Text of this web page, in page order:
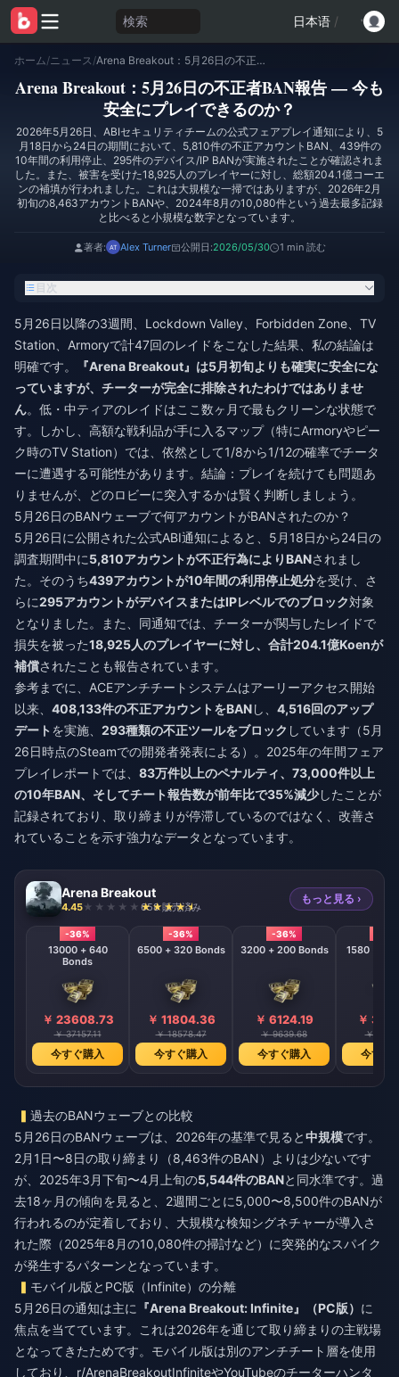
検索 日本语 /
ホーム/ニュース / Arena Breakout：5月26日の不正者BAN報告 — 今も安全にプレイできるのか？
Arena Breakout：5月26日の不正者BAN報告 — 今も
安全にプレイできるのか？
2026年5月26日、ABIセキュリティチームの公式フェアプレイ通知により、5
月18日から24日の期間において、5,810件の不正アカウントBAN、439件の
10年間の利用停止、295件のデバイス/IP BANが実施されたことが確認されま
した。また、被害を受けた18,925人のプレイヤーに対し、総額204.1億コーエ
ンの補填が行われました。これは大規模な一掃ではありますが、2026年2月
初旬の8,463アカウントBANや、2024年8月の10,080件という過去最多記録
と比べると小規模な数字となっています。
著者: Alex Turner 公開日:2026/05/30 1 min 読む
目次
5月26日以降の3週間、Lockdown Valley、Forbidden Zone、TV
Station、Armoryで計47回のレイドをこなした結果、私の結論は
明確です。
『Arena Breakout』は5月初旬よりも確実に安全にな
っていますが、チーターが完全に排除されたわけではありませ
ん。低・中ティアのレイドはここ数ヶ月で最もクリーンな状態で
す。しかし、高額な戦利品が手に入るマップ（特にArmoryやピー
ク時のTV Station）では、依然として1/8から1/12の確率でチータ
ーに遭遇する可能性があります。結論：プレイを続けても問題あ
りませんが、どのロビーに突入するかは賢く判断しましょう。
5月26日のBANウェーブで何アカウントがBANされたのか？
5月26日に公開された公式ABI通知によると、5月18日から24日の
調査期間中に5,810アカウントが不正行為によりBANされまし
た。そのうち439アカウントが10年間の利用停止処分を受け、さ
らに295アカウントがデバイスまたはIPレベルでのブロック対象
となりました。また、同通知では、チーターが関与したレイドで
損失を被った18,925人のプレイヤーに対し、合計204.1億Koenが
補償されたことも報告されています。
参考までに、ACEアンチチートシステムはアーリーアクセス開始
以来、 408,133件の不正アカウントをBANし、 4,516回のアップ
デートを実施、 293種類の不正ツールをブロック しています（5月
26日時点のSteamでの開発者発表による）。2025年の年間フェア
プレイレポートでは、 83万件以上のペナルティ、73,000件以上
の10年BAN、そしてチート報告数が前年比で35%減少したことが
記録されており、取り締まりが停滞しているのではなく、改善さ
れていることを示す強力なデータとなっています。
Arena Breakout
4.45 658 販売済み
もっと見る ›
-36%
13000 + 640
Bonds
￥ 23608.73
￥ 37157.11
今すぐ購入
-36%
6500 + 320 Bonds
￥ 11804.36
￥ 18578.47
今すぐ購入
-36%
3200 + 200 Bonds
￥ 6124.19
￥ 9639.68
今すぐ購入
￥
￥
今すぐ
過去のBANウェーブとの比較
5月26日のBANウェーブは、2026年の基準で見ると中規模です。
2月1日〜8日の取り締まり（8,463件のBAN）よりは少ないです
が、2025年3月下旬〜4月上旬の5,544件のBANと同水準です。過
去18ヶ月の傾向を見ると、2週間ごとに5,000〜8,500件のBANが
行われるのが定着しており、大規模な検知シグネチャーが導入さ
れた際（2025年8月の10,080件の掃討など）に突発的なスパイク
が発生するパターンとなっています。
モバイル版とPC版（Infinite）の分離
5月26日の通知は主に 『Arena Breakout: Infinite』（PC版） に
焦点を当てています。これは2026年を通じて取り締まりの主戦場
となってきたためです。モバイル版は別のアンチチート層を使用
しており、r/ArenaBreakoutInfiniteやYouTubeのチーターハンタ